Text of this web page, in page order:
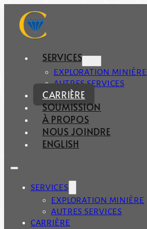
SERVICES
EXPLORATION MINIÈRE
AUTRES SERVICES
CARRIÈRE
SOUMISSION
À PROPOS
NOUS JOINDRE
ENGLISH
SERVICES
EXPLORATION MINIÈRE
AUTRES SERVICES
CARRIÈRE